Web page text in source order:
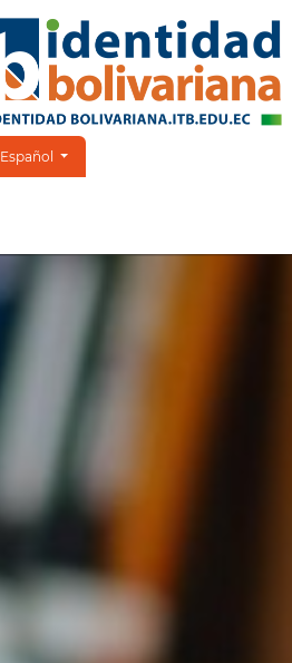
Cambiar el idioma. El idioma actual es:
Español